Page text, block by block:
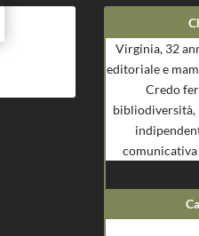
Virginia, 32
editoriale e
Credo
bibliodiversità,